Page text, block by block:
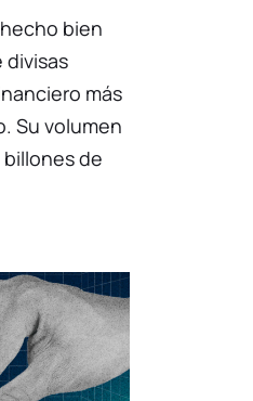
bien
divisas
más
Su volumen
de